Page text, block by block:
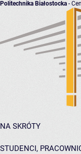
Politechnika Białostocka -
NA SKRÓTY
STUDENCI,